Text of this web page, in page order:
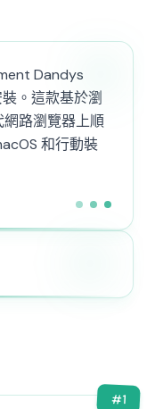
Dandys
。這款基於瀏
網路瀏覽器上順
和行動裝
#1